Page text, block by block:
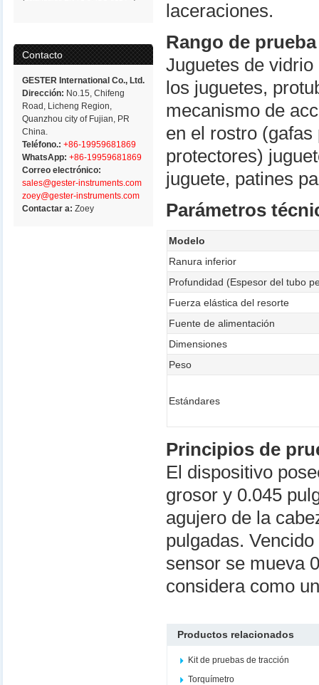
Contacto
GESTER International Co., Ltd.
Dirección: No.15, Chifeng
Road, Licheng Region,
Quanzhou city of Fujian, PR
China.
Teléfono.: +86-19959681869
WhatsApp: +86-19959681869
Correo electrónico:
sales@gester-instruments.com
zoey@gester-instruments.com
Contactar a:Zoey
laceraciones.
Rango de prueba
Juguetes de
los juguetes,
mecanismo de
en el rostro
protectores)
juguete, patines
Parámetros
Modelo
Ranura inferior
Profundidad (Espesor del tubo
Fuerza elástica del resorte
Fuente de alimentación
Dimensiones
Peso
Estándares
Principios de
El dispositivo
grosor y 0.045
agujero de la
pulgadas.
sensor se mueva
considera como
Productos relacionados
Kit de pruebas de tracción
Torquímetro